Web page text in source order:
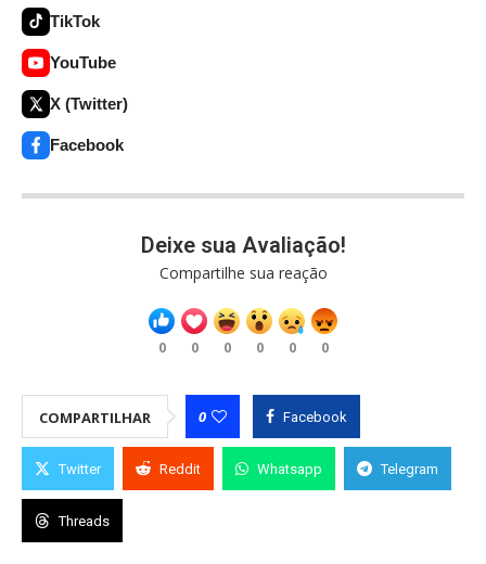
TikTok
YouTube
X (Twitter)
Facebook
Deixe sua Avaliação!
Compartilhe sua reação
0 0 0 0 0 0
COMPARTILHAR 0 Facebook
Twitter Reddit Whatsapp Telegram
Threads